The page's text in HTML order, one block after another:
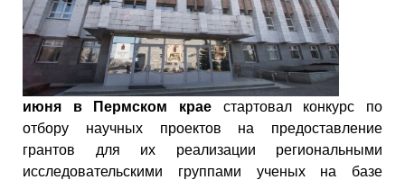
июня в Пермском крае стартовал конкурс по
отбору научных проектов на предоставление
грантов для их реализации региональными
исследовательскими группами ученых на базе